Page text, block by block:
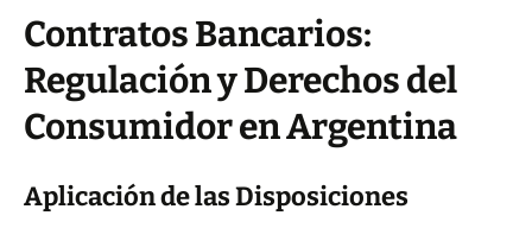
Contratos Bancarios:
Regulación y Derechos del
Consumidor en Argentina
Aplicación de las Disposiciones